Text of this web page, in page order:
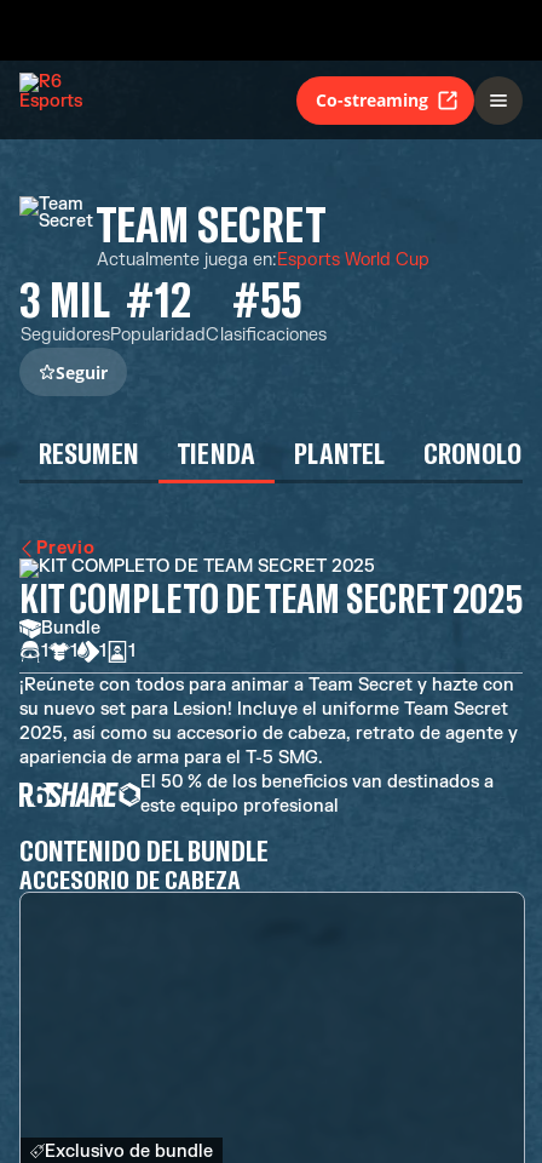
Co-streaming
TEAM SECRET
Actualmente juega en:Esports World Cup
3 MIL
Seguidores
#12
Popularidad
#55
Clasificaciones
Seguir
RESUMEN TIENDA PLANTEL
Previo
KIT COMPLETO DE TEAM SECRET 2025
Bundle
1
1 1
1
¡Reúnete con todos para animar a Team Secret y hazte con
su nuevo set para Lesion! Incluye el uniforme Team Secret
2025, así como su accesorio de cabeza, retrato de agente y
apariencia de arma para el T-5 SMG.
El 50 % de los beneficios van destinados a
este equipo profesional
CONTENIDO DEL BUNDLE
ACCESORIO DE CABEZA
Exclusivo de bundle